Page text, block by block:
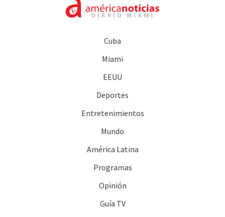
Cuba
Miami
EEUU
Deportes
Entretenimientos
Mundo
América Latina
Programas
Opinión
Guía TV